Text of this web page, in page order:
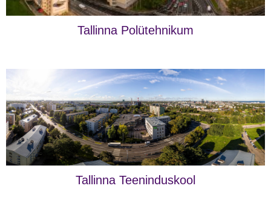
Tallinna Polütehnikum
Tallinna Teeninduskool